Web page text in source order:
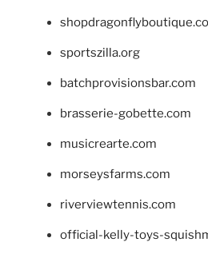
sportszilla.org
batchprovisionsbar.com
brasserie-gobette.com
musicrearte.com
morseysfarms.com
riverviewtennis.com
official-kelly-toys-